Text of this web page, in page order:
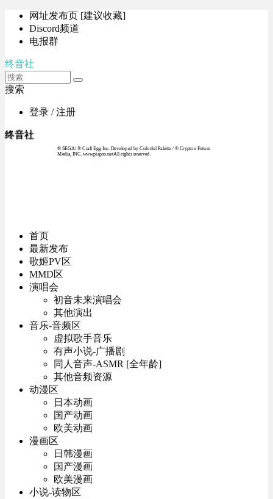
网址发布页 [建议收藏]
Discord频道
电报群
终音社
搜索
登录 / 注册
终音社
© SEGA / © Craft Egg Inc. Developed by Colorful Palette / © Crypton Future
Media, INC. www.piapro.netAll rights reserved.
首页
最新发布
歌姬PV区
MMD区
演唱会
初音未来演唱会
其他演出
音乐-音频区
虚拟歌手音乐
有声小说-广播剧
同人音声-ASMR [全年龄]
其他音频资源
动漫区
日本动画
国产动画
欧美动画
漫画区
日韩漫画
国产漫画
欧美漫画
小说-读物区